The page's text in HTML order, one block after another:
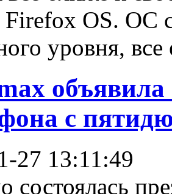
Firefox OS. ОС
уровня, все
объявила
с
27 13:11:49
состоялась